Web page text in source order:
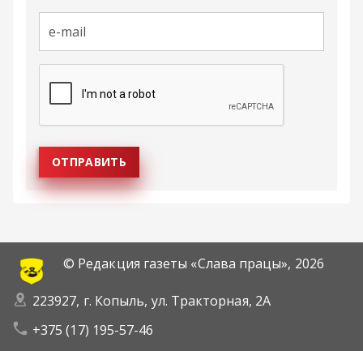
© Редакция газеты «Слава працы», 2026
223927, г. Копыль, ул. Тракторная, 2А
+375 (17) 195-57-46